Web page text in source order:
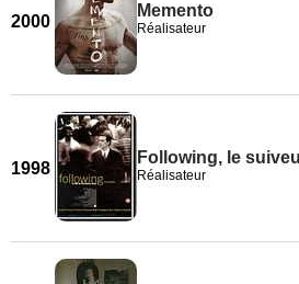
2000
Memento
Réalisateur
1998
Following, le
Réalisateur